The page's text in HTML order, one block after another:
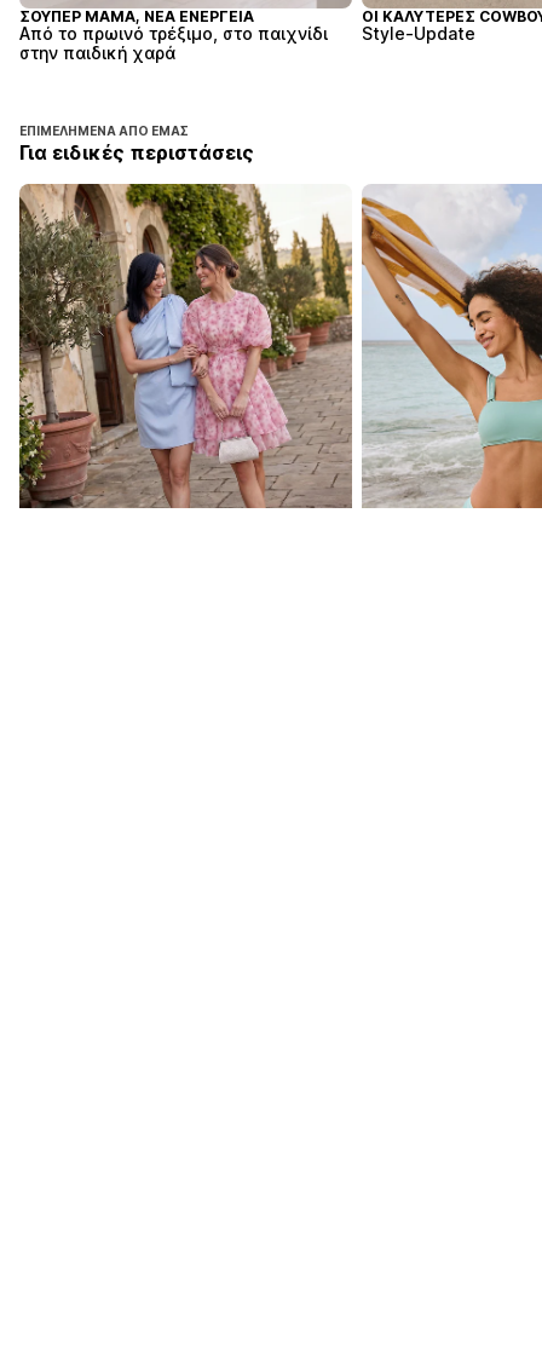
ΣΟΎΠΕΡ ΜΑΜΆ, ΝΈΑ ΕΝΈΡΓΕΙΑ
Από το πρωινό τρέξιμο, στο παιχνίδι
στην παιδική χαρά
ΟΙ ΚΑΛΎΤΕΡΕΣ
Style-Update
ΕΠΙΜΕΛΗΜΈΝΑ ΑΠΌ ΕΜΆΣ
Για ειδικές περιστάσεις